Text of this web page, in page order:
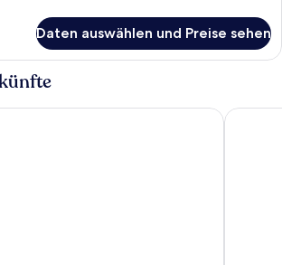
Daten auswählen und Preise sehen
Brindley Place Novotel